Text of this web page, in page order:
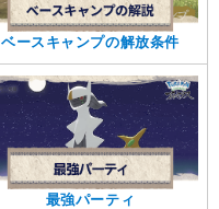
ベースキャンプの解放条件
最強パーティ